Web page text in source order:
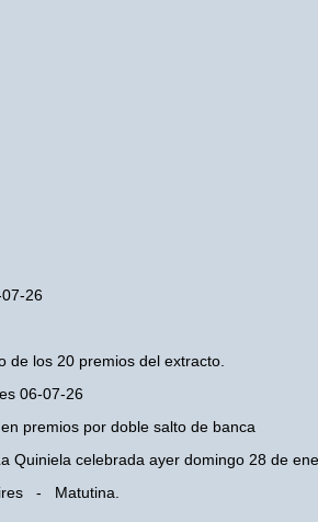
26
los 20 premios del extracto.
06-07-26
premios por doble salto de banca
Quiniela celebrada ayer domingo 28 de
- Matutina.